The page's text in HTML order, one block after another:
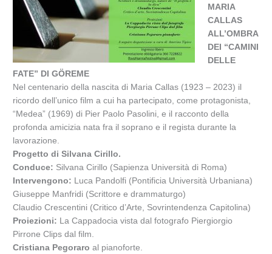
MARIA
CALLAS
ALL’OMBRA
DEI “CAMINI
DELLE
FATE” DI GÖREME
Nel centenario della nascita di Maria Callas (1923 – 2023) il
ricordo dell’unico film a cui ha partecipato, come protagonista,
“Medea” (1969) di Pier Paolo Pasolini, e il racconto della
profonda amicizia nata fra il soprano e il regista durante la
lavorazione.
Progetto di Silvana Cirillo.
Conduce: Silvana Cirillo (Sapienza Università di Roma)
Intervengono: Luca Pandolfi (Pontificia Università Urbaniana)
Giuseppe Manfridi (Scrittore e drammaturgo)
Claudio Crescentini (Critico d’Arte, Sovrintendenza Capitolina)
Proiezioni: La Cappadocia vista dal fotografo Piergiorgio
Pirrone Clips dal film.
Cristiana Pegoraro al pianoforte.